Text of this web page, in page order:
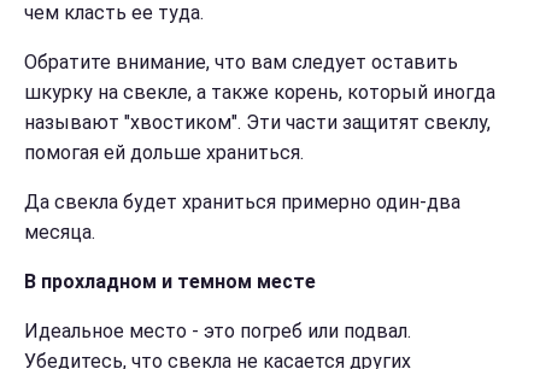
чем класть ее туда.
Обратите внимание, что вам следует оставить
шкурку на свекле, а также корень, который иногда
называют "хвостиком". Эти части защитят свеклу,
помогая ей дольше храниться.
Да свекла будет храниться примерно один-два
месяца.
В прохладном и темном месте
Идеальное место - это погреб или подвал.
Убедитесь, что свекла не касается других